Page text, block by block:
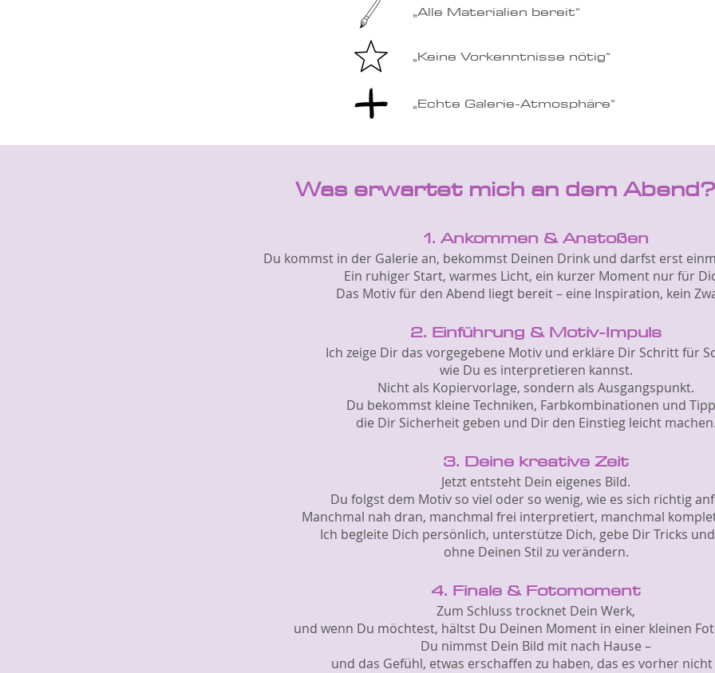
„Alle Materialien bereit“
„Keine Vorkenntnisse nötig“
„Echte Galerie-Atmosphäre“
Was erwartet mich an dem Abend?
1. Ankommen & Anstoßen
Du kommst in der Galerie an, bekommst Deinen Drink und darfst erst
Ein ruhiger Start, warmes Licht, ein kurzer Moment nur für
Das Motiv für den Abend liegt bereit – eine Inspiration, kein
2. Einführung & Motiv-Impuls
Ich zeige Dir das vorgegebene Motiv und erkläre Dir Schritt für
wie Du es interpretieren kannst.
Nicht als Kopiervorlage, sondern als Ausgangspunkt.
Du bekommst kleine Techniken, Farbkombinationen und
die Dir Sicherheit geben und Dir den Einstieg leicht machen.
3. Deine kreative Zeit
Jetzt entsteht Dein eigenes Bild.
Du folgst dem Motiv so viel oder so wenig, wie es sich richtig
Manchmal nah dran, manchmal frei interpretiert, manchmal
Ich begleite Dich persönlich, unterstütze Dich, gebe Dir Tricks
ohne Deinen Stil zu verändern.
4. Finale & Fotomoment
Zum Schluss trocknet Dein Werk,
und wenn Du möchtest, hältst Du Deinen Moment in einer kleinen
Du nimmst Dein Bild mit nach Hause –
und das Gefühl, etwas erschaffen zu haben, das es vorher nicht